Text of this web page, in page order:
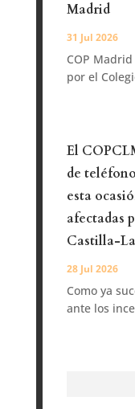
Madrid
31 Jul 2026
COP
por el
El
de
esta
afectadas
Castilla-
28 Jul 2026
Como ya
ante los